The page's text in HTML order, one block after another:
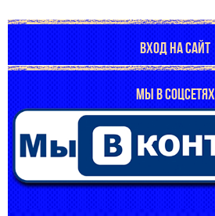
ВХОД НА САЙТ
МЫ В СОЦСЕТЯХ